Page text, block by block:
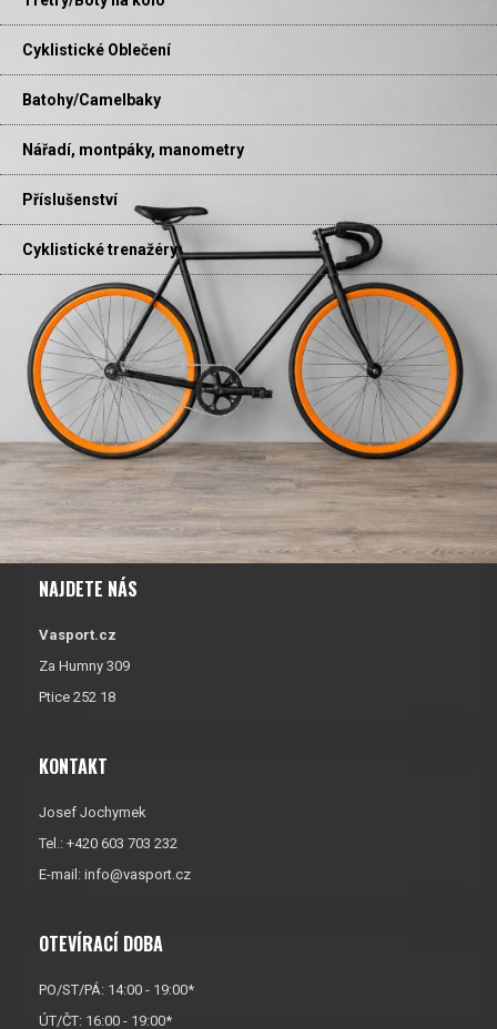
Cyklistické Oblečení
Batohy/Camelbaky
Nářadí, montpáky, manometry
Příslušenství
Cyklistické trenažéry
NAJDETE NÁS
Vasport.cz
Za Humny 309
Ptice 252 18
KONTAKT
Josef Jochymek
Tel.: +420 603 703 232
E-mail: info@vasport.cz
OTEVÍRACÍ DOBA
PO/ST/PÁ: 14:00 - 19:00*
ÚT/ČT: 16:00 - 19:00*